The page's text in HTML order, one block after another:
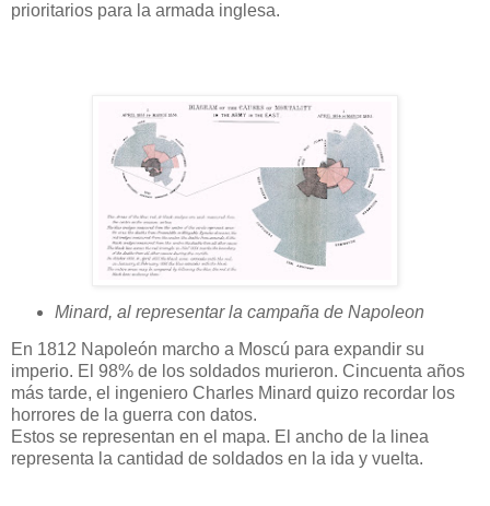
prioritarios para la armada inglesa.
Minard, al representar la campaña de Napoleon
En 1812 Napoleón marcho a Moscú para expandir su
imperio. El 98% de los soldados murieron. Cincuenta años
más tarde, el ingeniero Charles Minard quizo recordar los
horrores de la guerra con datos.
Estos se representan en el mapa. El ancho de la linea
representa la cantidad de soldados en la ida y vuelta.